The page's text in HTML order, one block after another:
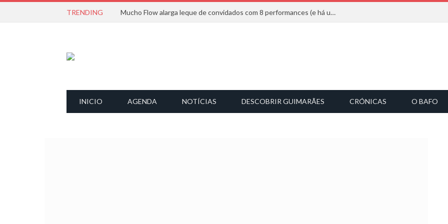
TRENDING Mucho Flow alarga leque de convidados com 8 performances (e há uma saída)
INICIO AGENDA NOTÍCIAS DESCOBRIR GUIMARÃES CRÓNICAS O BAFO